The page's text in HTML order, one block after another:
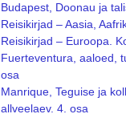
Budapest, Doonau ja
Reisikirjad – Aasia,
Reisikirjad – Euroopa.
Fuerteventura, aaloed,
osa
Manrique, Teguise ja
allveelaev. 4. osa